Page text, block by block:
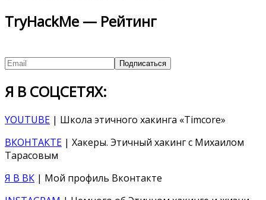
TryHackMe — Рейтинг
Я В СОЦСЕТЯХ:
YOUTUBE | Школа этичного хакинга «Timcore»
ВКОНТАКТЕ | Хакеры. Этичный хакинг с Михаилом
Тарасовым
Я В ВК | Мой профиль Вконтакте